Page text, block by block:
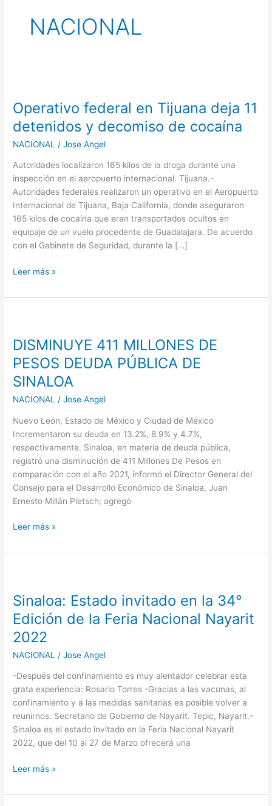
NACIONAL
Operativo federal en Tijuana deja 11
detenidos y decomiso de cocaína
NACIONAL /Jose Angel
Autoridades localizaron 165 kilos de la droga durante una
inspección en el aeropuerto internacional. Tijuana.-
Autoridades federales realizaron un operativo en el Aeropuerto
Internacional de Tijuana, Baja California, donde aseguraron
165 kilos de cocaína que eran transportados ocultos en
equipaje de un vuelo procedente de Guadalajara. De acuerdo
con el Gabinete de Seguridad, durante la […]
en
Tijuana
deja
11
detenidos
y
decomiso
de
cocaína
Leer más »
DISMINUYE 411 MILLONES DE
PESOS DEUDA PÚBLICA DE
SINALOA
NACIONAL /Jose Angel
Nuevo León, Estado de México y Ciudad de México
Incrementaron su deuda en 13.2%, 8.9% y 4.7%,
respectivamente. Sinaloa, en materia de deuda pública,
registró una disminución de 411 Millones De Pesos en
comparación con el año 2021, informó el Director General del
Consejo para el Desarrollo Económico de Sinaloa, Juan
Ernesto Millán Pietsch; agregó
MILLONES
DE
PESOS
DEUDA
PÚBLICA
SINALOA
Leer más »
Sinaloa: Estado invitado en la 34°
Edición de la Feria Nacional Nayarit
2022
NACIONAL /Jose Angel
-Después del confinamiento es muy alentador celebrar esta
grata experiencia: Rosario Torres -Gracias a las vacunas, al
confinamiento y a las medidas sanitarias es posible volver a
reunirnos: Secretario de Gobierno de Nayarit. Tepic, Nayarit.-
Sinaloa es el estado invitado en la Feria Nacional Nayarit
2022, que del 10 al 27 de Marzo ofrecerá una
invitado
en
la
34°
Edición
la
Feria
Nacional
Nayarit
2022
Leer más »